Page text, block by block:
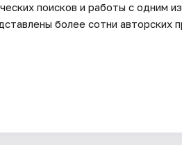
поисков и работы с одним
более сотни авторских